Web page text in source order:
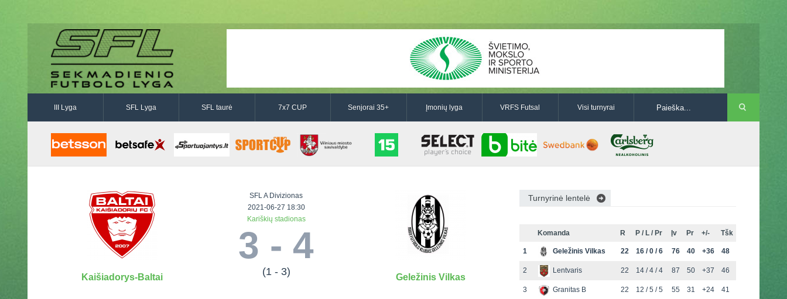
III Lyga SFL Lyga SFL taurė 7x7 CUP Senjorai 35+ Įmonių lyga VRFS Futsal Visi turnyrai
Kaišiadorys-Baltai
SFL A Divizionas
2021-06-27 18:30
Kariškių stadionas
3 - 4
(1 - 3) Geležinis Vilkas
Turnyrinė lentelė
Komanda R P / L / Pr Įv Pr +/- Tšk
1 Geležinis Vilkas 22 16 / 0 / 6 76 40 +36 48
2 Lentvaris 22 14 / 4 / 4 87 50 +37 46
3 Granitas B 22 12 / 5 / 5 55 31 +24 41